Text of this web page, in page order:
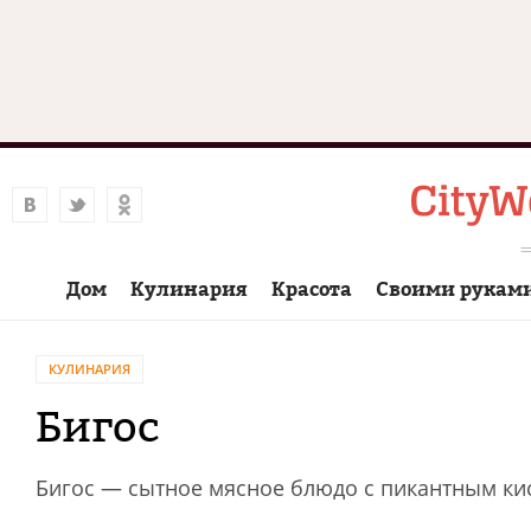
Дом Кулинария Красота Своими
КУЛИНАРИЯ
Бигос
Бигос — сытное мясное блюдо с пикантным